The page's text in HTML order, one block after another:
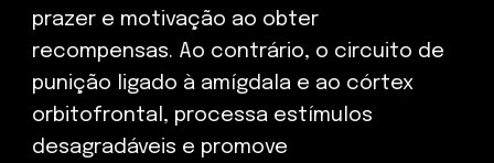
prazer e motivação ao obter
recompensas. Ao contrário, o circuito de
punição ligado à amígdala e ao córtex
orbitofrontal, processa estímulos
desagradáveis e promove